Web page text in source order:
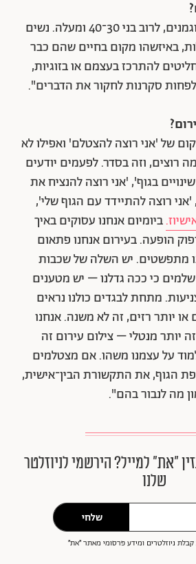
"אנשים רגילים, לא דוגמנים, לרוב בני 30־40 ומעלה. נשים
באיזשהו מקום בחיים שהם כבר
להתרכז בעצמם או בזוגיות,
סקרנות לחקור את הדברים".
של 'אני רוצה להצטלם' ואפילו לא
רוצים, וזה בסדר. לפעמים יודעים
בגוף', 'אני רוצה להנציח את
רוצה להתיידד עם הגוף שלי',
ביומיום אנחנו עסוקים באיך
הופעה. בעירום אנחנו פתאום
מתפשטים. יש השלה של שכבות
כי ככה גדלנו – יש מטענים
מתחת לבגדים כולנו נראים
או יותר רזים, זה לא משנה. אנחנו
יותר מנטלי – צילום עירום זה
על עצמנו משהו. אם מצטלמים
הגוף, את התקשורת הבין־אישית,
מה לנבור בהם".
״את״ למייל? הירשמי לניוזלטר
שלנו
שלחי
ניוזלטרים ומידע פרסומי מאתר ״את״